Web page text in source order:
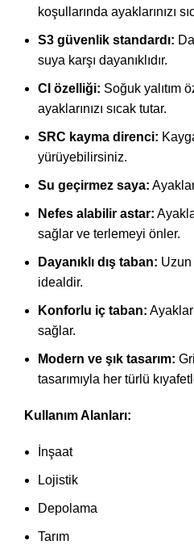
koşullarında ayaklarınızı
S3 güvenlik standardı:
suya karşı dayanıklıdır.
CI özelliği: Soğuk yalıtım
ayaklarınızı sıcak tutar.
SRC kayma direnci:
yürüyebilirsiniz.
Su geçirmez saya:
Nefes alabilir astar:
sağlar ve terlemeyi önler.
Dayanıklı dış taban: Uzun
idealdir.
Konforlu iç taban:
sağlar.
Modern ve şık tasarım:
tasarımıyla her türlü
Kullanım Alanları:
İnşaat
Lojistik
Depolama
Tarım